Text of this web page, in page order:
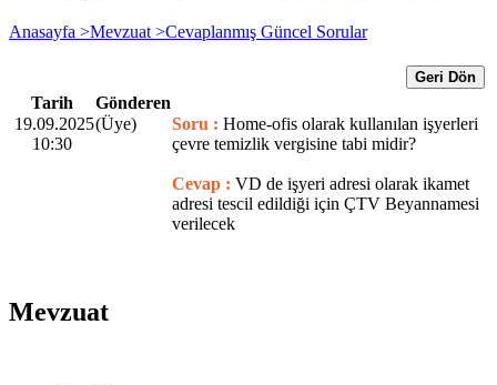
Anasayfa >Mevzuat >Cevaplanmış Güncel Sorular
Geri Dön
Tarih
Gönderen
19.09.2025
10:30
(Üye) Soru : Home-ofis olarak kullanılan işyerleri
çevre temizlik vergisine tabi midir?
Cevap : VD de işyeri adresi olarak ikamet
adresi tescil edildiği için ÇTV Beyannamesi
verilecek
Mevzuat